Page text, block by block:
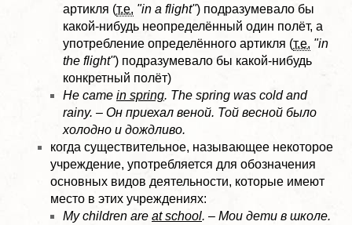
артикля (т.е. "in a flight") подразумевало бы
какой-нибудь неопределённый один полёт, а
употребление определённого артикля (т.е. "in
the flight") подразумевало бы какой-нибудь
конкретный полёт)
He came in spring. The spring was cold and
rainy. – Он приехал веной. Той весной было
холодно и дождливо.
когда существительное, называющее некоторое
учреждение, употребляется для обозначения
основных видов деятельности, которые имеют
место в этих учреждениях:
My children are at school. – Мои дети в школе.